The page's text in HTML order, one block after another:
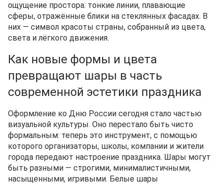
ощущение простора: тонкие линии, плавающие
сферы, отражённые блики на стеклянных фасадах. В
них — символ красоты страны, собранный из цвета,
света и лёгкого движения.
Как новые формы и цвета
превращают шары в часть
современной эстетики праздника
Оформление ко Дню России сегодня стало частью
визуальной культуры. Оно перестало быть чисто
формальным: теперь это инструмент, с помощью
которого организаторы, школы, компании и жители
города передают настроение праздника. Шары могут
быть разными — строгими, минималистичными,
насыщенными, игривыми. Белые шары